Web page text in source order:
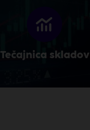
Tečajnica skladov